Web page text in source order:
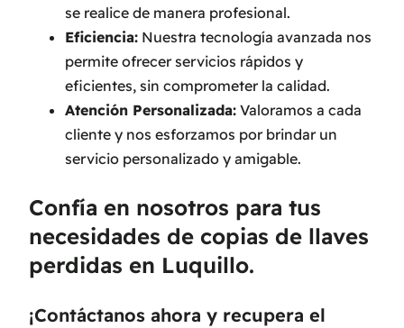
se realice de manera profesional.
Eficiencia: Nuestra tecnología avanzada nos
permite ofrecer servicios rápidos y
eficientes, sin comprometer la calidad.
Atención Personalizada: Valoramos a cada
cliente y nos esforzamos por brindar un
servicio personalizado y amigable.
Confía en nosotros para tus
necesidades de copias de llaves
perdidas en Luquillo.
¡Contáctanos ahora y recupera el